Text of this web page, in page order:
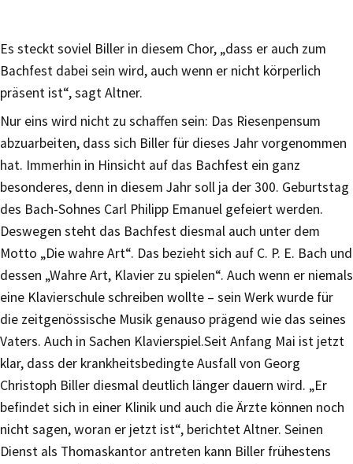
Es steckt soviel Biller in diesem Chor, „dass er auch zum
Bachfest dabei sein wird, auch wenn er nicht körperlich
präsent ist“, sagt Altner.
Nur eins wird nicht zu schaffen sein: Das Riesenpensum
abzuarbeiten, dass sich Biller für dieses Jahr vorgenommen
hat. Immerhin in Hinsicht auf das Bachfest ein ganz
besonderes, denn in diesem Jahr soll ja der 300. Geburtstag
des Bach-Sohnes Carl Philipp Emanuel gefeiert werden.
Deswegen steht das Bachfest diesmal auch unter dem
Motto „Die wahre Art“. Das bezieht sich auf C. P. E. Bach und
dessen „Wahre Art, Klavier zu spielen“. Auch wenn er niemals
eine Klavierschule schreiben wollte – sein Werk wurde für
die zeitgenössische Musik genauso prägend wie das seines
Vaters. Auch in Sachen Klavierspiel.Seit Anfang Mai ist jetzt
klar, dass der krankheitsbedingte Ausfall von Georg
Christoph Biller diesmal deutlich länger dauern wird. „Er
befindet sich in einer Klinik und auch die Ärzte können noch
nicht sagen, woran er jetzt ist“, berichtet Altner. Seinen
Dienst als Thomaskantor antreten kann Biller frühestens